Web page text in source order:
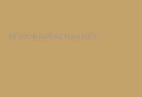
RETOUR AUX ACTUALITÉS